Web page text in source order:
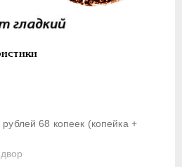
68 копеек (копейка +
1730-1740